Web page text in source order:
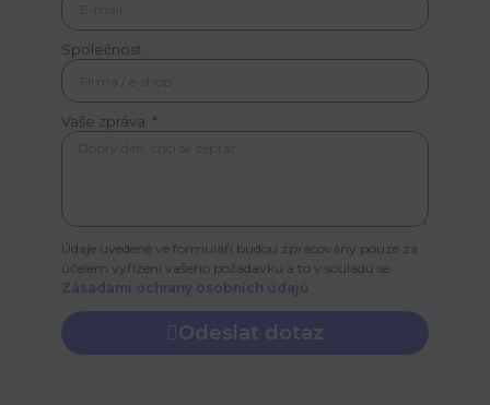
Společnost
Vaše zpráva
Údaje uvedené ve formuláři budou zpracovány pouze za
účelem vyřízení vašeho požadavku a to v souladu se
Zásadami ochrany osobních údajů
Odeslat dotaz